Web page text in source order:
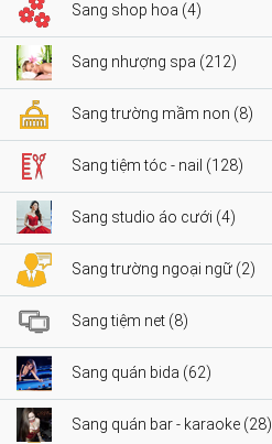
Sang shop hoa (4)
Sang nhượng spa (212)
Sang trường mầm non (8)
Sang tiệm tóc - nail (128)
Sang studio áo cưới (4)
Sang trường ngoại ngữ (2)
Sang tiệm net (8)
Sang quán bida (62)
Sang quán bar - karaoke (28)